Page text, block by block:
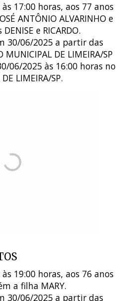
17:00 horas, aos 77 anos
ANTÔNIO ALVARINHO e
e RICARDO.
30/06/2025 a partir das
MUNICIPAL DE LIMEIRA/SP
06/2025 às 16:00 horas no
LIMEIRA/SP.
19:00 horas, aos 76 anos
a filha MARY.
30/06/2025 a partir das